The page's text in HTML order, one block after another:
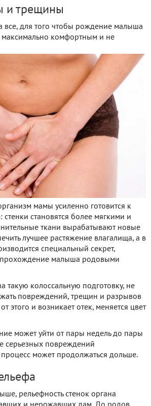
и трещины
все, для того чтобы рождение малыша
комфортным и не
мамы усиленно готовится к
становятся более мягкими и
ткани вырабатывают новые
лучшее растяжение влагалища, а в
специальный секрет,
прохождение малыша родовыми
такую колоссальную подготовку, не
повреждений, трещин и разрывов
этого и возникает отек, меняется цвет
может уйти от пары недель до пары
серьезных повреждений
процесс может продолжаться дольше.
рельефность стенок органа